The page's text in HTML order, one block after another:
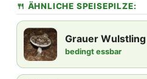
🍴 ÄHNLICHE SPEISEPILZE:
Grauer Wulstling
bedingt essbar